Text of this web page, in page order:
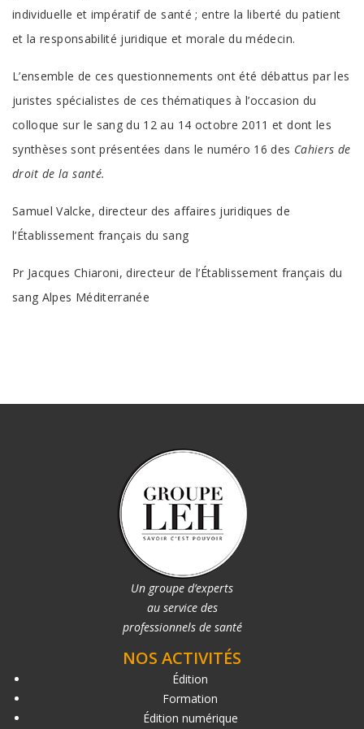
individuelle et impératif de santé ; entre la liberté du patient
et la responsabilité juridique et morale du médecin.
L’ensemble de ces questionnements ont été débattus par les
juristes spécialistes de ces thématiques à l’occasion du
colloque sur le sang du 12 au 14 octobre 2011 et dont les
synthèses sont présentées dans le numéro 16 des Cahiers de
droit de la santé.
Samuel Valcke, directeur des affaires juridiques de
l’Établissement français du sang
Pr Jacques Chiaroni, directeur de l’Établissement français du
sang Alpes Méditerranée
Un groupe d’experts
au service des
professionnels de santé
NOS ACTIVITÉS
Édition
Formation
Édition numérique